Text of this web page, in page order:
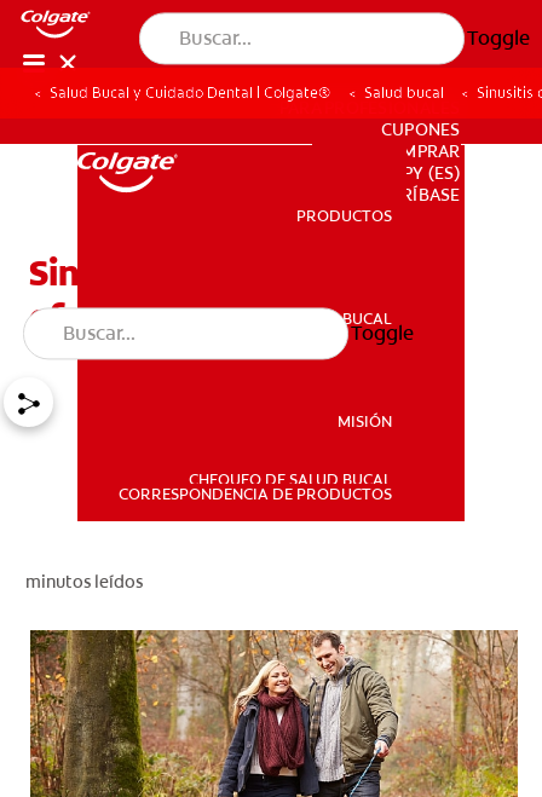
Toggle
PRODUCTOS
SALUD BUCAL
PARA PROFESIONALES
CUPONES
PARA PROFESIONALES
CUPONES
DONDE COMPRAR
PY (ES)
SUSCRÍBASE
PRODUCTOS
SALUD BUCAL
MISIÓN
CHEQUEO DE SALUD BUCAL
CORRESPONDENCIA DE PRODUCTOS
Toggle
Salud Bucal y Cuidado Dental | Colgate® Salud bucal Sinusitis
Sinusitis crónica y sus
efectos en la salud bucal
minutos leídos